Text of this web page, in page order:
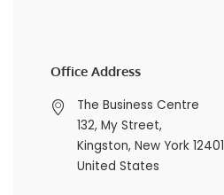
Office Address
The Business Centre
132, My Street,
Kingston, New York 12401
United States